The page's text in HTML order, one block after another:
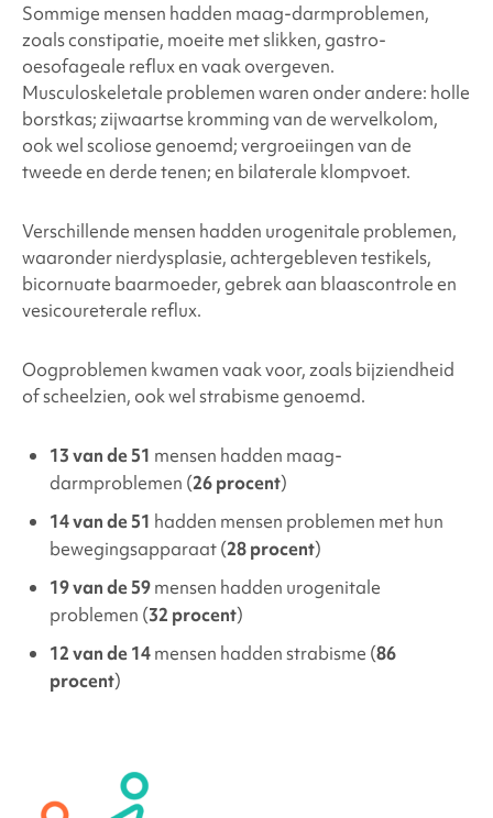
Sommige mensen hadden maag-darmproblemen,
zoals constipatie, moeite met slikken, gastro-
oesofageale reflux en vaak overgeven.
Musculoskeletale problemen waren onder andere: holle
borstkas; zijwaartse kromming van de wervelkolom,
ook wel scoliose genoemd; vergroeiingen van de
tweede en derde tenen; en bilaterale klompvoet.
Verschillende mensen hadden urogenitale problemen,
waaronder nierdysplasie, achtergebleven testikels,
bicornuate baarmoeder, gebrek aan blaascontrole en
vesicoureterale reflux.
Oogproblemen kwamen vaak voor, zoals bijziendheid
of scheelzien, ook wel strabisme genoemd.
13 van de 51 mensen hadden maag-
darmproblemen (26 procent)
14 van de 51 hadden mensen problemen met hun
bewegingsapparaat (28 procent)
19 van de 59mensen hadden urogenitale
problemen (32 procent)
12 van de 14mensen hadden strabisme (86
procent)